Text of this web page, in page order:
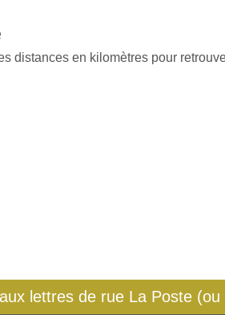
distances en kilomètres pour
lettres de rue La Poste